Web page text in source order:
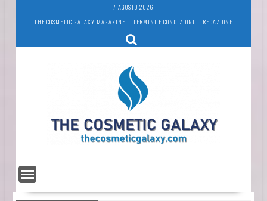
7 AGOSTO 2026
THE COSMETIC GALAXY MAGAZINE
TERMINI E CONDIZIONI REDAZIONE